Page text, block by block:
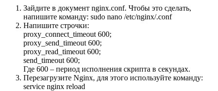
Зайдите в документ nginx.conf. Чтобы это сделать,
напишите команду: sudo nano /etc/nginx/.conf
Напишите строчки:
proxy_connect_timeout 600;
proxy_send_timeout 600;
proxy_read_timeout 600;
send_timeout 600;
Где 600 – период исполнения скрипта в секундах.
Перезагрузите Nginx, для этого используйте команду:
service nginx reload